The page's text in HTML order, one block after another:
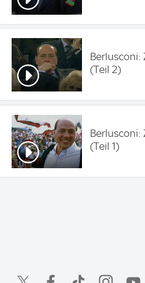
Berlusconi:
(Teil 2)
Berlusconi:
(Teil 1)